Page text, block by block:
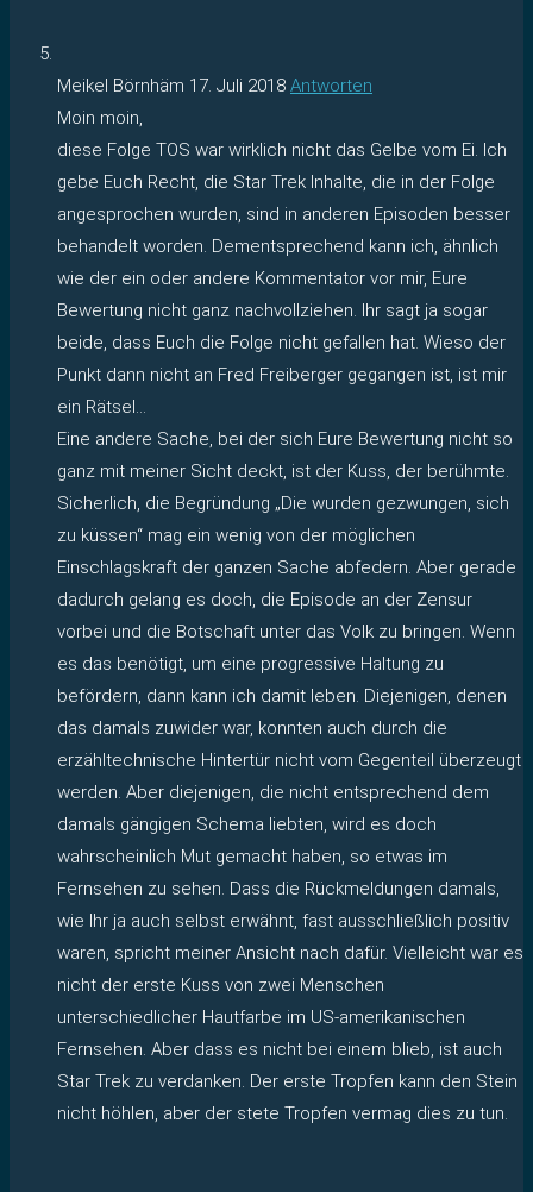
Meikel Börnhäm 17. Juli 2018 Antworten
Moin moin,
diese Folge TOS war wirklich nicht das Gelbe vom Ei. Ich
gebe Euch Recht, die Star Trek Inhalte, die in der Folge
angesprochen wurden, sind in anderen Episoden besser
behandelt worden. Dementsprechend kann ich, ähnlich
wie der ein oder andere Kommentator vor mir, Eure
Bewertung nicht ganz nachvollziehen. Ihr sagt ja sogar
beide, dass Euch die Folge nicht gefallen hat. Wieso der
Punkt dann nicht an Fred Freiberger gegangen ist, ist mir
ein Rätsel…
Eine andere Sache, bei der sich Eure Bewertung nicht so
ganz mit meiner Sicht deckt, ist der Kuss, der berühmte.
Sicherlich, die Begründung „Die wurden gezwungen, sich
zu küssen“ mag ein wenig von der möglichen
Einschlagskraft der ganzen Sache abfedern. Aber gerade
dadurch gelang es doch, die Episode an der Zensur
vorbei und die Botschaft unter das Volk zu bringen. Wenn
es das benötigt, um eine progressive Haltung zu
befördern, dann kann ich damit leben. Diejenigen, denen
das damals zuwider war, konnten auch durch die
erzähltechnische Hintertür nicht vom Gegenteil überzeugt
werden. Aber diejenigen, die nicht entsprechend dem
damals gängigen Schema liebten, wird es doch
wahrscheinlich Mut gemacht haben, so etwas im
Fernsehen zu sehen. Dass die Rückmeldungen damals,
wie Ihr ja auch selbst erwähnt, fast ausschließlich positiv
waren, spricht meiner Ansicht nach dafür. Vielleicht war es
nicht der erste Kuss von zwei Menschen
unterschiedlicher Hautfarbe im US-amerikanischen
Fernsehen. Aber dass es nicht bei einem blieb, ist auch
Star Trek zu verdanken. Der erste Tropfen kann den Stein
nicht höhlen, aber der stete Tropfen vermag dies zu tun.